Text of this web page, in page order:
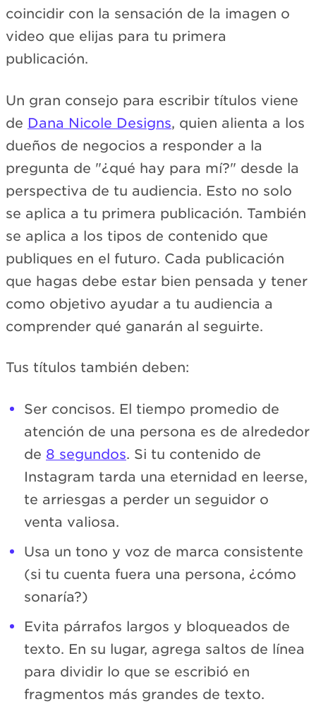
coincidir con la sensación de la imagen o
video que elijas para tu primera
publicación.
Un gran consejo para escribir títulos viene
de Dana Nicole Designs, quien alienta a los
dueños de negocios a responder a la
pregunta de "¿qué hay para mí?" desde la
perspectiva de tu audiencia. Esto no solo
se aplica a tu primera publicación. También
se aplica a los tipos de contenido que
publiques en el futuro. Cada publicación
que hagas debe estar bien pensada y tener
como objetivo ayudar a tu audiencia a
comprender qué ganarán al seguirte.
Tus títulos también deben:
Ser concisos. El tiempo promedio de
atención de una persona es de alrededor
de 8 segundos. Si tu contenido de
Instagram tarda una eternidad en leerse,
te arriesgas a perder un seguidor o
venta valiosa.
Usa un tono y voz de marca consistente
(si tu cuenta fuera una persona, ¿cómo
sonaría?)
Evita párrafos largos y bloqueados de
texto. En su lugar, agrega saltos de línea
para dividir lo que se escribió en
fragmentos más grandes de texto.